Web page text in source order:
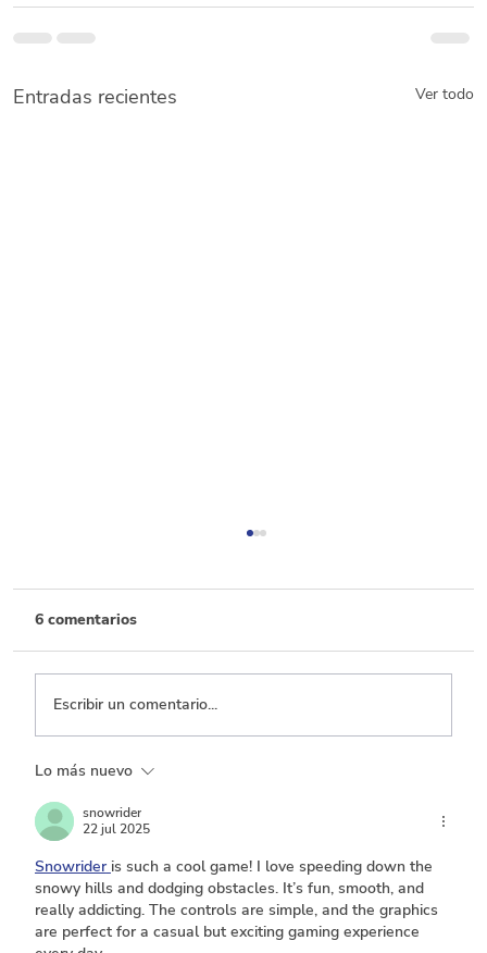
Entradas recientes Ver todo
los sectores con mayor inversión
6 comentarios
Escribir un comentario...
Lo más nuevo
snowrider
22 jul 2025
Snowrider is such a cool game! I love speeding down the
snowy hills and dodging obstacles. It’s fun, smooth, and
really addicting. The controls are simple, and the graphics
are perfect for a casual but exciting gaming experience